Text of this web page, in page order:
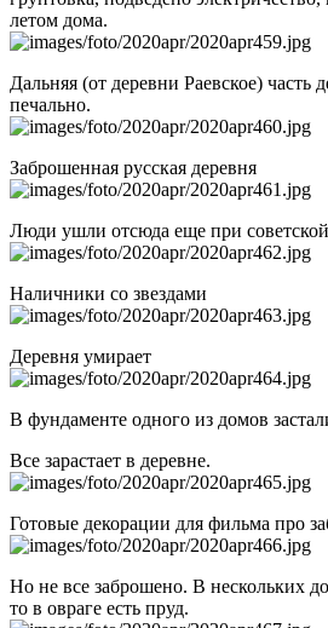
летом дома.
Дальняя (от деревни Раевское) часть
печально.
Заброшенная русская деревня
Люди ушли отсюда еще при
Наличники со звездами
Деревня умирает
В фундаменте одного из домов
Все зарастает в деревне.
Готовые декорации для фильма про
Но не все заброшено. В нескольких
то в овраге есть пруд.